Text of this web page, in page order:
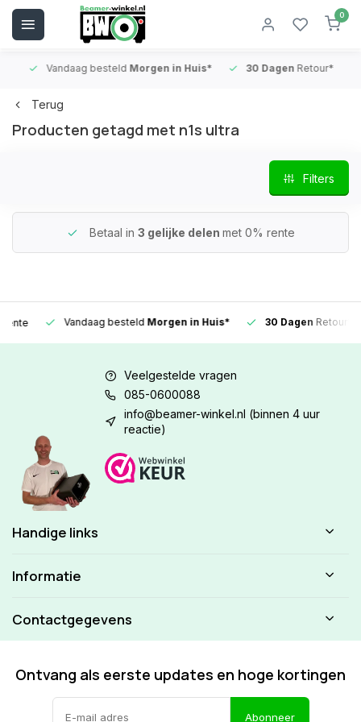
0
Vandaag besteldMorgen in Huis* 30 DagenRetour*
Terug
Producten getagd met n1s ultra
Filters
Betaal in 3 gelijke delen met 0% rente
Vandaag besteldMorgen in Huis* 30 DagenRetour*
Veelgestelde vragen
085-0600088
info@beamer-winkel.nl (binnen 4 uur
reactie)
Handige links
Informatie
Contactgegevens
Ontvang als eerste updates en hoge kortingen
Abonneer